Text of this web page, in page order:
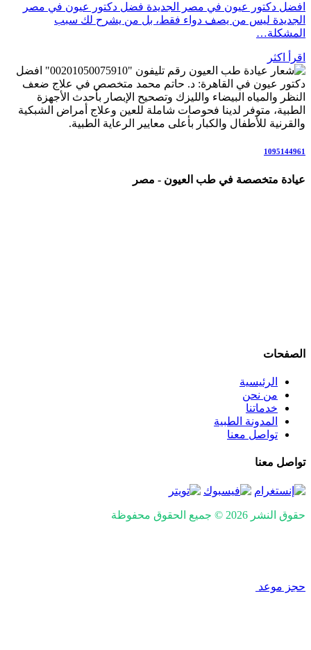
افضل دكتور عيون في مصر الجديدة فضل دكتور عيون في مصر
الجديدة ليس من يصف دواء فقط، بل من يشرح لك سبب
المشكلة…
اقرأ اكثر
رقم تليفون "00201050075910" افضل
دكتور عيون في القاهرة: د. حاتم محمد متخصص في علاج ضعف
النظر والمياه البيضاء والليزك وتصحيح الإبصار بأحدث الأجهزة
الطبية، متوفر لدينا فحوصات شاملة للعين وعلاج أمراض الشبكية
والقرنية للأطفال والكبار بأعلى معايير الرعاية الطبية.
1095144961
عيادة متخصصة في طب العيون - مصر
الصفحات
الرئيسية
من نحن
خدماتنا
المدونة الطبية
تواصل معنا
تواصل معنا
حقوق النشر 2026 © جميع الحقوق محفوظة
حجز موعد